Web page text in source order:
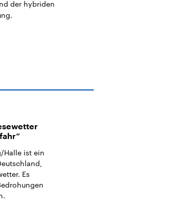
der hybriden
Halle ist ein
Es